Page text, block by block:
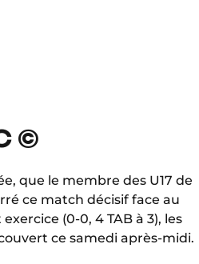
©️
que le membre des U17 de
ce match décisif face au
exercice (0-0, 4 TAB à 3), les
ce samedi après-midi.